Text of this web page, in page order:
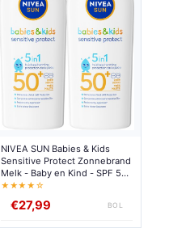
NIVEA SUN Babies & Kids
Sensitive Protect Zonnebrand
Melk - Baby en Kind - SPF 50+
- Parfumvrij - Geschikt voor
Zonbescherming - Duo Pack-
★★★★☆
€27,99 BOL